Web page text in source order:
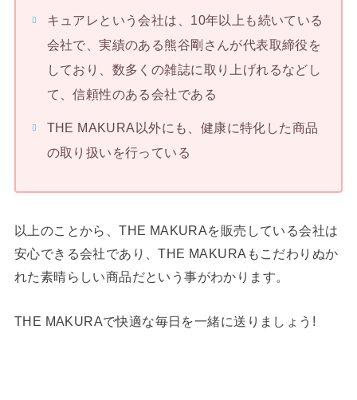
キュアレという会社は、10年以上も続いている
会社で、実績のある熊谷剛さんが代表取締役を
しており、数多くの雑誌に取り上げれるなどし
て、信頼性のある会社である
THE MAKURA以外にも、健康に特化した商品
の取り扱いを行っている
以上のことから、THE MAKURAを販売している会社は
安心できる会社であり、THE MAKURAもこだわりぬか
れた素晴らしい商品だという事がわかります。
THE MAKURAで快適な毎日を一緒に送りましょう!